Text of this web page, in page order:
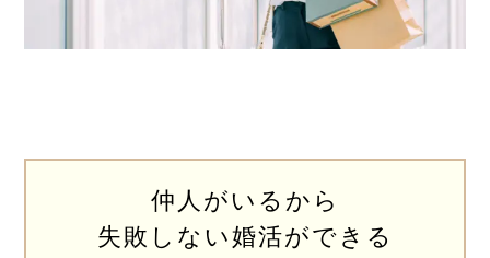
仲人がいるから
失敗しない婚活ができる